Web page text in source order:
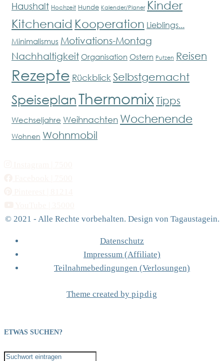
Haushalt Hochzeit Hunde Kalender/Planer Kinder
Kitchenaid Kooperation Lieblings...
Minimalismus Motivations-Montag
Nachhaltigkeit Organisation Ostern Putzen Reisen
Rezepte RückblickSelbstgemacht
SpeiseplanThermomix Tipps
Wechseljahre Weihnachten Wochenende
Wohnen Wohnmobil
© 2021 - Alle Rechte vorbehalten. Design von Tagaustagein.
Datenschutz
Impressum (Affiliate)
Teilnahmebedingungen (Verlosungen)
Theme created by pipdig
ETWAS SUCHEN?